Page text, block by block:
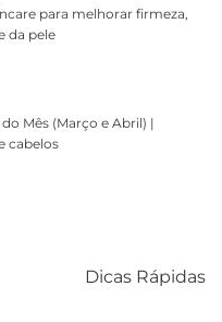
para melhorar firmeza,
da pele
Mês (Março e Abril) |
cabelos
Dicas Rápidas
diários
cabelos